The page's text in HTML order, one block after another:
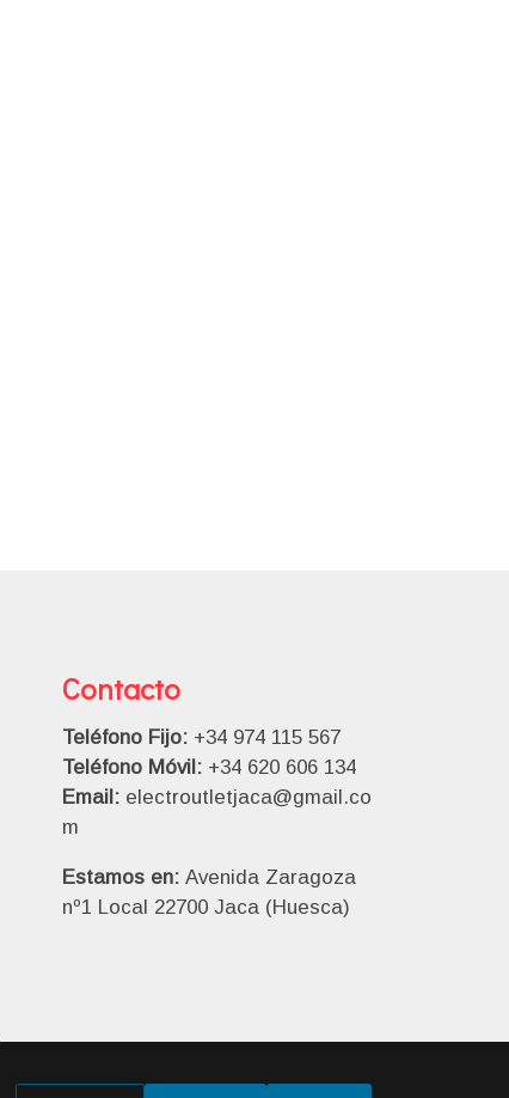
Contacto
Teléfono Fijo: +34 974 115 567
Teléfono Móvil:+34 620 606 134
Email: electroutletjaca@gmail.co
m
Estamos en: Avenida Zaragoza
nº1 Local 22700 Jaca (Huesca)